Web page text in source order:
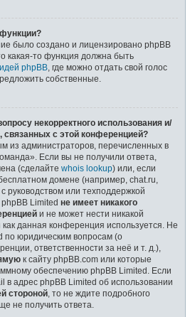
было создано и лицензировано phpBB
какая-то функция должна быть
phpBB , где можно отдать свой голос
собственные.
некорректного использования и/
связанных с этой конференцией?
из администраторов, перечисленных в
Если вы не получили ответа,
(сделайте whois lookup) или, если
домене (например, chat.ru,
руководством или техподдержкой
Limited не имеет никакого
и не может нести никакой
как данная конференция используется. Не
по юридическим вопросам (о
ответственности за неё и т. д.),
к сайту phpBB.com или которые
обеспечению phpBB Limited. Если
в адрес phpBB Limited об использовании
стороной , то не ждите подробного
не получить ответа.